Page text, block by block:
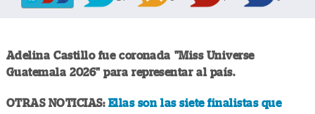
Adelina Castillo fue coronada "Miss Universe
Guatemala 2026" para representar al país.
OTRAS NOTICIAS: Ellas son las siete finalistas que